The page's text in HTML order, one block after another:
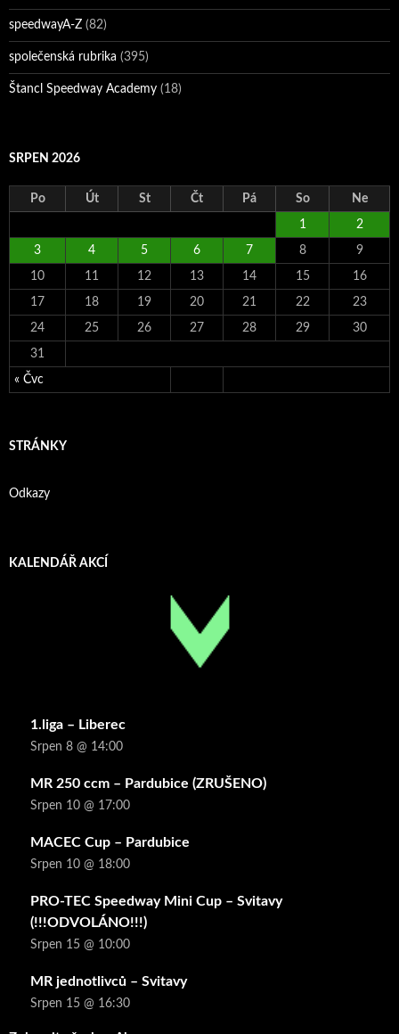
speedwayA-Z (82)
společenská rubrika (395)
Štancl Speedway Academy (18)
SRPEN 2026
Po Út St Čt Pá So Ne
« Čvc
1 2
3 4 5 6 7 8 9
10 11 12 13 14 15 16
17 18 19 20 21 22 23
24 25 26 27 28 29 30
31
STRÁNKY
Odkazy
KALENDÁŘ AKCÍ
1.liga – Liberec
Srpen 8 @ 14:00
MR 250 ccm – Pardubice (ZRUŠENO)
Srpen 10 @ 17:00
MACEC Cup – Pardubice
Srpen 10 @ 18:00
PRO-TEC Speedway Mini Cup – Svitavy
(!!!ODVOLÁNO!!!)
Srpen 15 @ 10:00
MR jednotlivců – Svitavy
Srpen 15 @ 16:30